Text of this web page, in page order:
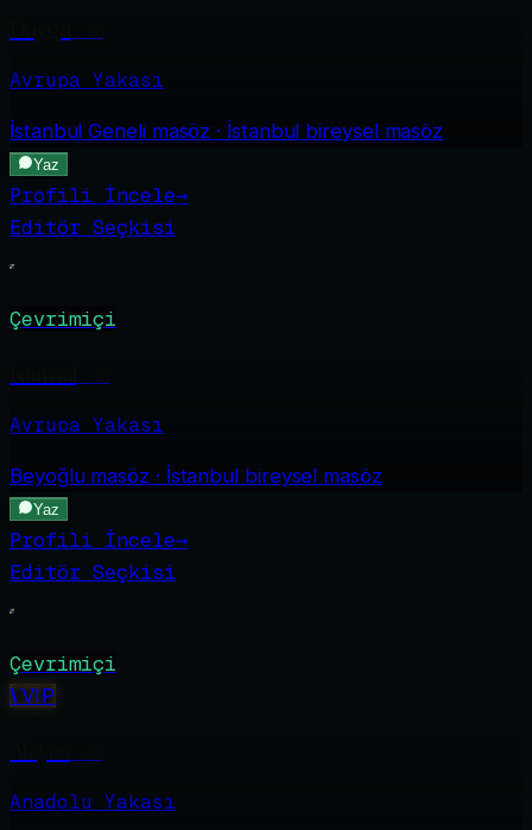
Avrupa Yakası
İstanbul Genelimasöz · İstanbul bireysel masöz
Yaz
Profili İncele→
Editör Seçkisi
Çevrimiçi
Avrupa Yakası
Beyoğlumasöz · İstanbul bireysel masöz
Yaz
Profili İncele→
Editör Seçkisi
Çevrimiçi
VVIP
Anadolu Yakası